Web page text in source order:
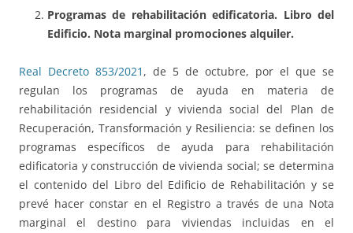
Programas de rehabilitación edificatoria. Libro del
Edificio. Nota marginal promociones alquiler.
Real Decreto 853/2021 , de 5 de octubre, por el que se
regulan los programas de ayuda en materia de
rehabilitación residencial y vivienda social del Plan de
Recuperación, Transformación y Resiliencia: se definen los
programas específicos de ayuda para rehabilitación
edificatoria y construcción de vivienda social; se determina
el contenido del Libro del Edificio de Rehabilitación y se
prevé hacer constar en el Registro a través de una Nota
marginal el destino para viviendas incluidas en el